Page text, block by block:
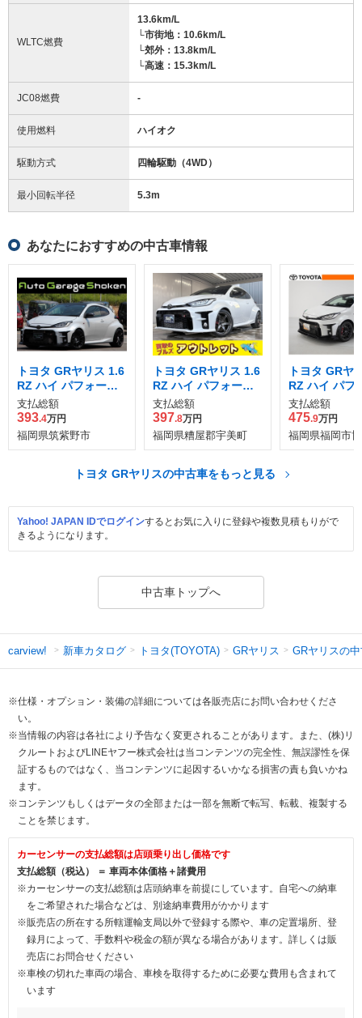
WLTC燃費
13.6km/L
└市街地：10.6km/L
└郊外：13.8km/L
└高速：15.3km/L
JC08燃費 -
使用燃料 ハイオク
駆動方式 四輪駆動（4WD）
最小回転半径 5.3m
あなたにおすすめの中古車情報
トヨタ GRヤリス 1.6
RZ ハイ パフォーマ
ンス 4WD
支払総額
393.4万円
福岡県筑紫野市
トヨタ GRヤリス 1.6
RZ ハイ パフォーマ
ンス 4WD
支払総額
397.8万円
福岡県糟屋郡宇美町
トヨタ GRヤ
RZ ハイ パフ
ンス 4WD
支払総額
475.9万円
福岡県福岡市
トヨタ GRヤリスの中古車をもっと見る
Yahoo! JAPAN IDでログインするとお気に入りに登録や複数見積もりがで
きるようになります。
中古車トップへ
carview! 新車カタログ トヨタ(TOYOTA) GRヤリス GRヤリスの
※仕様・オプション・装備の詳細については各販売店にお問い合わせくださ
い。
※当情報の内容は各社により予告なく変更されることがあります。また、(株)リ
クルートおよびLINEヤフー株式会社は当コンテンツの完全性、無誤謬性を保
証するものではなく、当コンテンツに起因するいかなる損害の責も負いかね
ます。
※コンテンツもしくはデータの全部または一部を無断で転写、転載、複製する
ことを禁じます。
カーセンサーの支払総額は店頭乗り出し価格です
支払総額（税込） ＝ 車両本体価格＋諸費用
※カーセンサーの支払総額は店頭納車を前提にしています。自宅への納車
をご希望された場合などは、別途納車費用がかかります
※販売店の所在する所轄運輸支局以外で登録する際や、車の定置場所、登
録月によって、手数料や税金の額が異なる場合があります。詳しくは販
売店にお問合せください
※車検の切れた車両の場合、車検を取得するために必要な費用も含まれて
います